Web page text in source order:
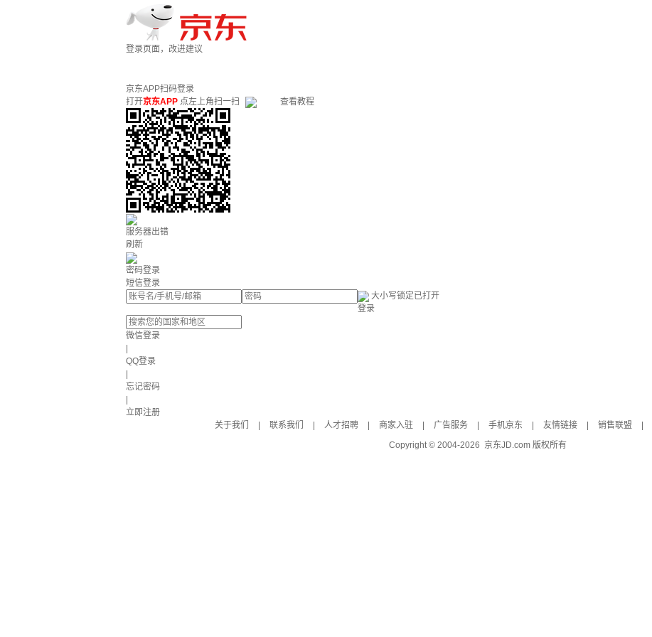
登录页面，改进建议
京东APP扫码登录
打开京东APP 点左上角扫一扫 查看教程
服务器出错
刷新
密码登录
短信登录
大小写锁定已打开
登录
微信登录
QQ登录
忘记密码
立即注册
关于我们
联系我们 人才招聘 商家入驻 广告服务 手机京东 友情链接 销售联盟
Copyright © 2004-2026 京东JD.com 版权所有